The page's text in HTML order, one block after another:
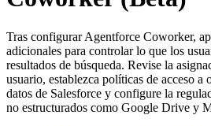
Tras configurar Agentforce Coworker,
adicionales para controlar lo que los
resultados de búsqueda. Revise la
usuario, establezca políticas de acceso a
datos de Salesforce y configure la
no estructurados como Google Drive y